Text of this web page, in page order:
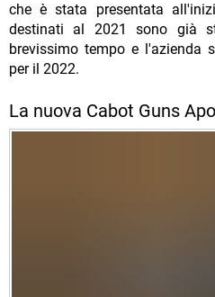
che è stata presentata
destinati al 2021 sono già
brevissimo tempo e l'azienda
per il 2022.
La nuova Cabot Guns